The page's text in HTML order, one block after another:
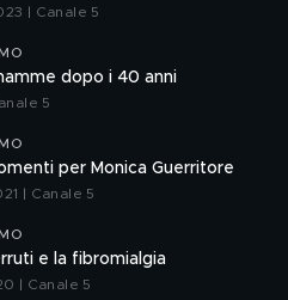
| Canale 5
dopo i 40 anni
5
per Monica Guerritore
| Canale 5
e la fibromialgia
| Canale 5